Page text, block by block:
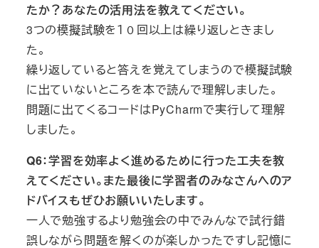
たか？あなたの活用法を教えてください。
3つの模擬試験を１０回以上は繰り返しときまし
た。
繰り返していると答えを覚えてしまうので模擬試験
に出ていないところを本で読んで理解しました。
問題に出てくるコードはPyCharmで実行して理解
しました。
Q6：学習を効率よく進めるために行った工夫を教
えてください。また最後に学習者のみなさんへのア
ドバイスもぜひお願いいたします。
一人で勉強するより勉強会の中でみんなで試行錯
誤しながら問題を解くのが楽しかったですし記憶に